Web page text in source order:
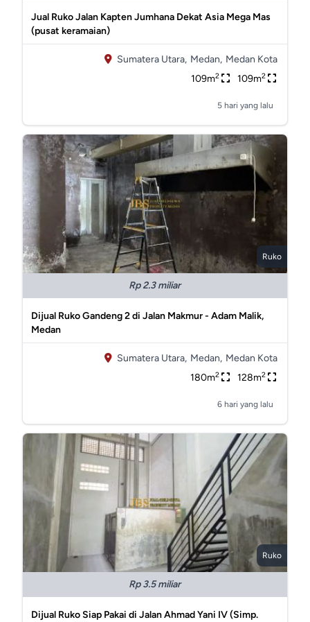
Jual Ruko Jalan Kapten Jumhana Dekat Asia Mega Mas
(pusat keramaian)
Sumatera Utara, Medan, Medan Kota
109m2 109m2
5 hari yang lalu
Ruko
Rp 2.3 miliar
Dijual Ruko Gandeng 2 di Jalan Makmur - Adam Malik,
Medan
Sumatera Utara, Medan, Medan Kota
180m2 128m2
6 hari yang lalu
Ruko
Rp 3.5 miliar
Dijual Ruko Siap Pakai di Jalan Ahmad Yani IV (Simp.